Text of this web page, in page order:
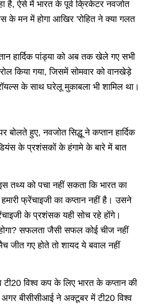
है, ऐसे में भारत के पूर्व क्रिकेटर नवजोत
के मन में होगा आखिर 'रोहित ने क्या गलत
हार्दिक पांड्या को अब तक खेले गए सभी
किया गया, जिसमें सोमवार को वानखेड़े
के साथ घरेलू मुकाबला भी शामिल था।
बोलते हुए, नवजोत सिद्धू ने कप्तान हार्दिक
के प्रशंसकों के हंगामे के बारे में बात
तथ्य को पचा नहीं सकता कि भारत का
हमारी फ्रेंचाइजी का कप्तान नहीं है। उसने
के प्रशंसक यही सोच रहे होंगे।
सफलता जैसी सफल कोई चीज नहीं
जीत गए होते तो शायद ये बवाल नहीं
टी20 विश्व कप के लिए भारत के कप्तान की
बीसीसीआई ने अक्टूबर में टी20 विश्व